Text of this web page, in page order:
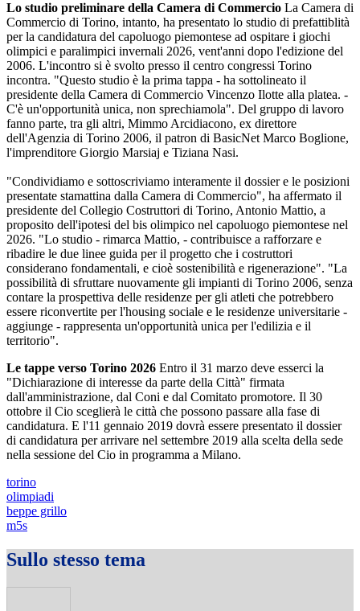
Lo studio preliminare della Camera di Commercio La Camera di
Commercio di Torino, intanto, ha presentato lo studio di prefattiblità
per la candidatura del capoluogo piemontese ad ospitare i giochi
olimpici e paralimpici invernali 2026, vent'anni dopo l'edizione del
2006. L'incontro si è svolto presso il centro congressi Torino
incontra. "Questo studio è la prima tappa - ha sottolineato il
presidente della Camera di Commercio Vincenzo Ilotte alla platea. -
C'è un'opportunità unica, non sprechiamola". Del gruppo di lavoro
fanno parte, tra gli altri, Mimmo Arcidiacono, ex direttore
dell'Agenzia di Torino 2006, il patron di BasicNet Marco Boglione,
l'imprenditore Giorgio Marsiaj e Tiziana Nasi.
"Condividiamo e sottoscriviamo interamente il dossier e le posizioni
presentate stamattina dalla Camera di Commercio", ha affermato il
presidente del Collegio Costruttori di Torino, Antonio Mattio, a
proposito dell'ipotesi del bis olimpico nel capoluogo piemontese nel
2026. "Lo studio - rimarca Mattio, - contribuisce a rafforzare e
ribadire le due linee guida per il progetto che i costruttori
considerano fondamentali, e cioè sostenibilità e rigenerazione". "La
possibilità di sfruttare nuovamente gli impianti di Torino 2006, senza
contare la prospettiva delle residenze per gli atleti che potrebbero
essere riconvertite per l'housing sociale e le residenze universitarie -
aggiunge - rappresenta un'opportunità unica per l'edilizia e il
territorio".
Le tappe verso Torino 2026 Entro il 31 marzo deve esserci la
"Dichiarazione di interesse da parte della Città" firmata
dall'amministrazione, dal Coni e dal Comitato promotore. Il 30
ottobre il Cio sceglierà le città che possono passare alla fase di
candidatura. E l'11 gennaio 2019 dovrà essere presentato il dossier
di candidatura per arrivare nel settembre 2019 alla scelta della sede
nella sessione del Cio in programma a Milano.
torino
olimpiadi
beppe grillo
m5s
Sullo stesso tema